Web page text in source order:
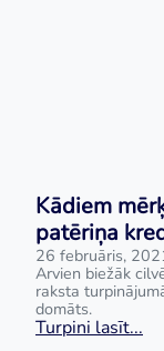
Kādiem
patēriņa
26 februāris,
Arvien biežāk
raksta
domāts.
Turpini lasīt...